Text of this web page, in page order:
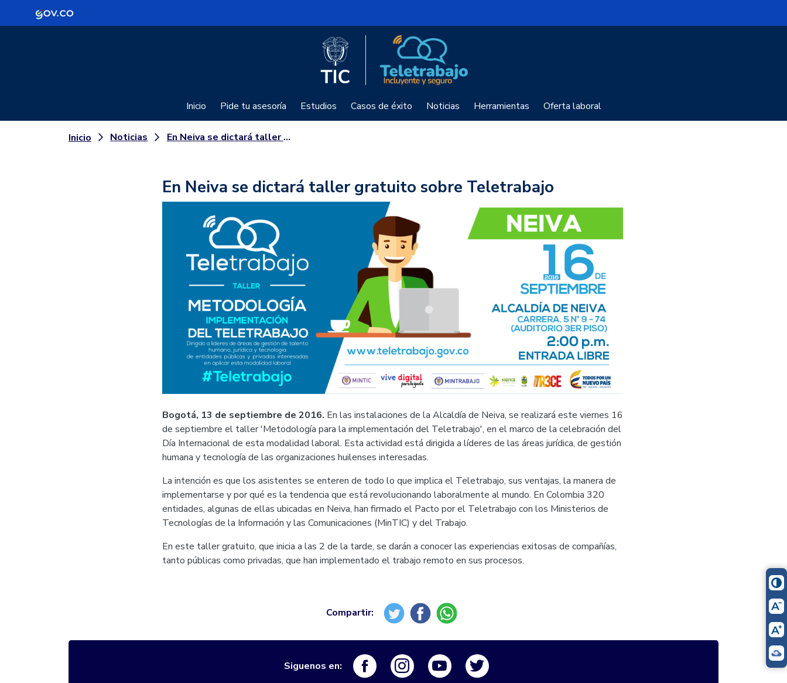
Logo Gobierno de Colombia
Logo del Ministerio TIC
Inicio Pide tu asesoría Estudios Casos de éxito Noticias Herramientas Oferta laboral
Inicio Noticias En Neiva se dictará taller gratuito sobre Teletrabajo
En Neiva se dictará taller gratuito sobre Teletrabajo
Bogotá, 13 de septiembre de 2016. En las instalaciones de la Alcaldía de Neiva, se realizará este viernes 16
de septiembre el taller 'Metodología para la implementación del Teletrabajo', en el marco de la celebración del
Día Internacional de esta modalidad laboral. Esta actividad está dirigida a líderes de las áreas jurídica, de gestión
humana y tecnología de las organizaciones huilenses interesadas.
La intención es que los asistentes se enteren de todo lo que implica el Teletrabajo, sus ventajas, la manera de
implementarse y por qué es la tendencia que está revolucionando laboralmente al mundo. En Colombia 320
entidades, algunas de ellas ubicadas en Neiva, han firmado el Pacto por el Teletrabajo con los Ministerios de
Tecnologías de la Información y las Comunicaciones (MinTIC) y del Trabajo.
En este taller gratuito, que inicia a las 2 de la tarde, se darán a conocer las experiencias exitosas de compañías,
tanto públicas como privadas, que han implementado el trabajo remoto en sus procesos.
Siguenos en: Logo FacebookLogo InstagramLogo Youtube